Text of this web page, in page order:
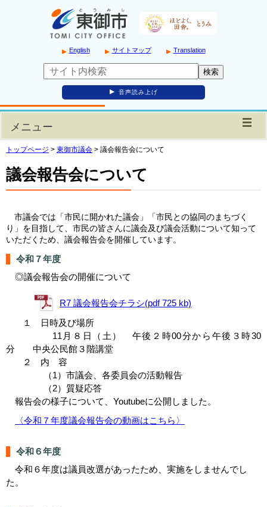
English サイトマップ Translation
音声読み上げ
メニュー
トップページ > 東御市議会 > 議会報告会について
議会報告会について
市議会では「市民に開かれた議会」「市民との協同のまちづく
り」を目指して、市民の皆さんに議会及び議会活動について知って
いただくため、議会報告会を開催しています。
令和７年度
◎議会報告会の開催について
R7 議会報告会チラシ(pdf 725 kb)
１ 日時及び場所
11月８日（土） 午後２時00分から午後３時30
分 中央公民館３階講堂
２ 内 容
（1） 市議会、各委員会の活動報告
（2）質疑応答
報告会の様子について、Youtubeに公開しました。
〈令和７年度議会報告会の動画はこちら〉
令和６年度
令和６年度は議員改選があったため、実施をしませんでし
た。